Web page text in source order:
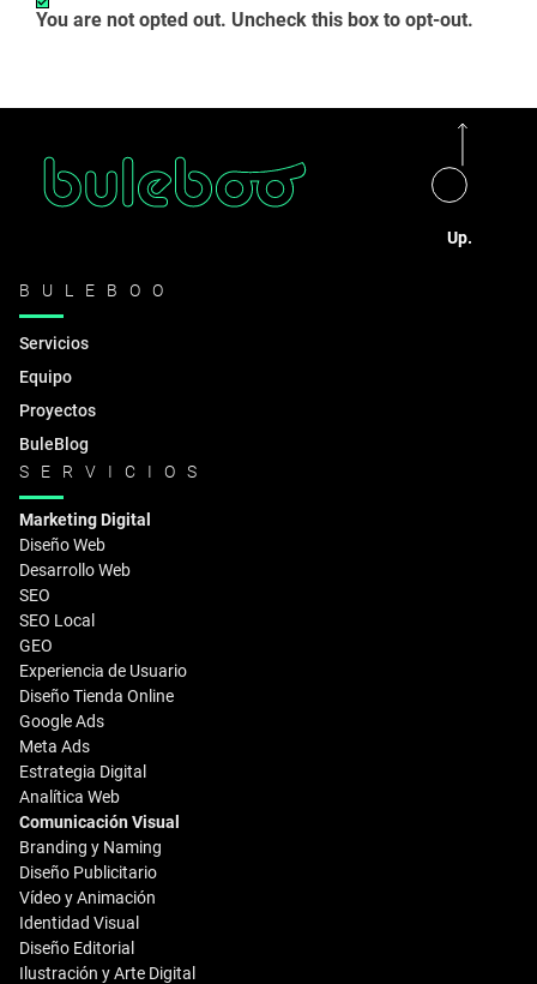
You are not opted out. Uncheck this box to opt-out.
Up.
BULEBOO
Servicios
Equipo
Proyectos
BuleBlog
SERVICIOS
Marketing Digital
Diseño Web
Desarrollo Web
SEO
SEO Local
GEO
Experiencia de Usuario
Diseño Tienda Online
Google Ads
Meta Ads
Estrategia Digital
Analítica Web
Comunicación Visual
Branding y Naming
Diseño Publicitario
Vídeo y Animación
Identidad Visual
Diseño Editorial
Ilustración y Arte Digital